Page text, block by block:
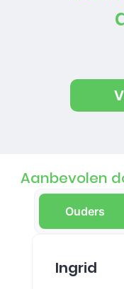
Aanbevolen
Ouders
Ingrid